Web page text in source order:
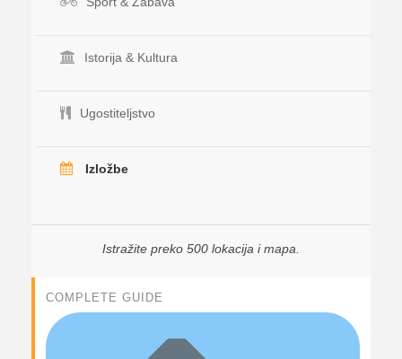
Istorija & Kultura
Ugostiteljstvo
Izložbe
Istražite preko 500 lokacija i mapa.
COMPLETE GUIDE